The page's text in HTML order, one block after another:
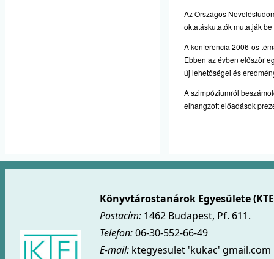
Az Országos
oktatáskutatók mutatják
A konferencia 2006-os
Ebben az évben először
új lehetőségei és
A szimpóziumról
elhangzott előadások
Könyvtárostanárok Egyesülete
Postacím: 1462 Budapest, Pf. 611.
Telefon:06-30-552-66-49
E-mail: ktegyesulet 'kukac' gmail.com